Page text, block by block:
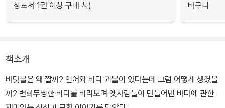
상도서 1권 이상 구매 시)
바구니
책소개
바닷물은 왜 짤까? 인어와 바다 괴물이 있다는데 그럼 어떻게 생겼을
까? 변화무쌍한 바다를 바라보며 옛사람들이 만들어낸 바다에 관한